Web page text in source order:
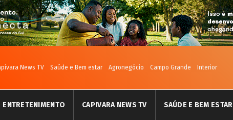
News TV Saúde e Bem estar Agronegócio Campo Grande Interior
ENTRETENIMENTO CAPIVARA NEWS TV SAÚDE E BEM ESTAR